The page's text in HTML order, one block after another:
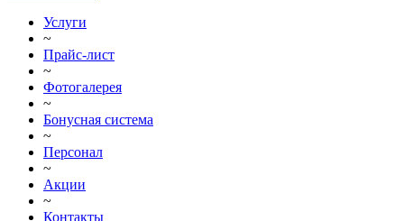
Услуги
~
Прайс-лист
~
Фотогалерея
~
Бонусная система
~
Персонал
~
Акции
~
Контакты